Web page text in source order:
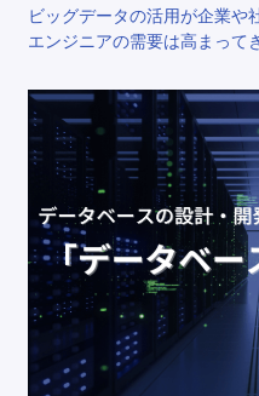
ビッグデータの活用が企業や
エンジニアの需要は高まっ